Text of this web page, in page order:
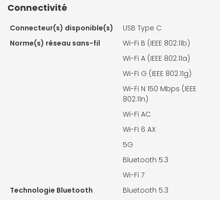
Connectivité
Connecteur(s) disponible(s)
USB Type C
Norme(s) réseau sans-fil
Wi-Fi B (IEEE 802.11b)
Wi-Fi A (IEEE 802.11a)
Wi-Fi G (IEEE 802.11g)
Wi-Fi N 150 Mbps (IEEE
802.11n)
Wi-Fi AC
Wi-Fi 6 AX
5G
Bluetooth 5.3
Wi-Fi 7
Technologie Bluetooth
Bluetooth 5.3